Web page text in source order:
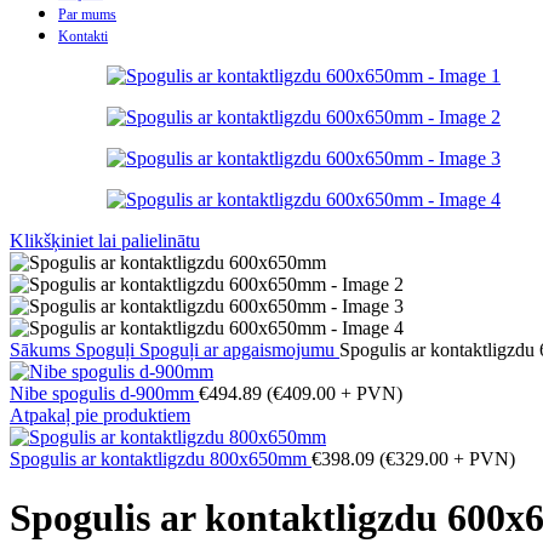
Par mums
Kontakti
Klikšķiniet lai palielinātu
Sākums Spoguļi Spoguļi ar apgaismojumu Spogulis ar kontaktligzdu
Nibe spogulis d-900mm €494.89 (€409.00 + PVN)
Atpakaļ pie produktiem
Spogulis ar kontaktligzdu 800x650mm €398.09 (€329.00 + PVN)
Spogulis ar kontaktligzdu